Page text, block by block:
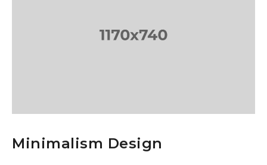
Minimalism Design